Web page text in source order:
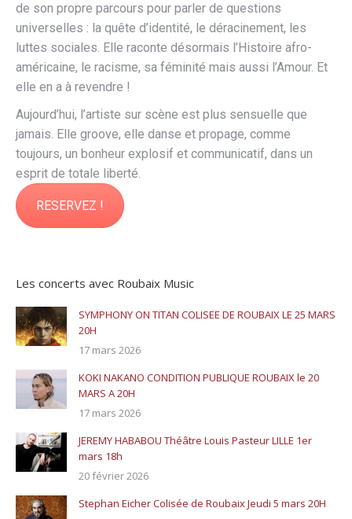
de son propre parcours pour parler de questions
universelles : la quête d’identité, le déracinement, les
luttes sociales. Elle raconte désormais l’Histoire afro-
américaine, le racisme, sa féminité mais aussi l’Amour. Et
elle en a à revendre !
Aujourd’hui, l’artiste sur scène est plus sensuelle que
jamais. Elle groove, elle danse et propage, comme
toujours, un bonheur explosif et communicatif, dans un
esprit de totale liberté.
RESERVEZ !
Les concerts avec Roubaix Music
SYMPHONY ON TITAN COLISEE DE ROUBAIX LE 25 MARS
20H
17 mars 2026
KOKI NAKANO CONDITION PUBLIQUE ROUBAIX le 20
MARS A 20H
17 mars 2026
JEREMY HABABOU Théâtre Louis Pasteur LILLE 1er
mars 18h
20 février 2026
Stephan Eicher Colisée de Roubaix Jeudi 5 mars 20H